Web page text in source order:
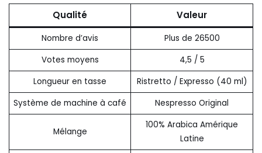
Qualité Valeur
Nombre d’avis
Plus de 26500
Votes moyens
4,5 / 5
Longueur en tasse
Ristretto / Expresso (40 ml)
Système de machine à café
Nespresso Original
Mélange
100% Arabica Amérique
Latine